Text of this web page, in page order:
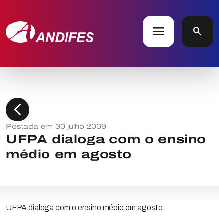
menu search
chevron_left
Postada em 30 julho 2009
UFPA dialoga com o ensino
médio em agosto
UFPA dialoga com o ensino médio em agosto